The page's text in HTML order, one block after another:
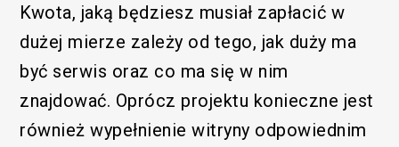
Kwota, jaką będziesz musiał zapłacić w
dużej mierze zależy od tego, jak duży ma
być serwis oraz co ma się w nim
znajdować. Oprócz projektu konieczne jest
również wypełnienie witryny odpowiednim